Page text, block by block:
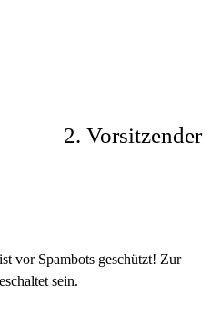
2. Vorsitzender
vor Spambots geschützt! Zur
sein.